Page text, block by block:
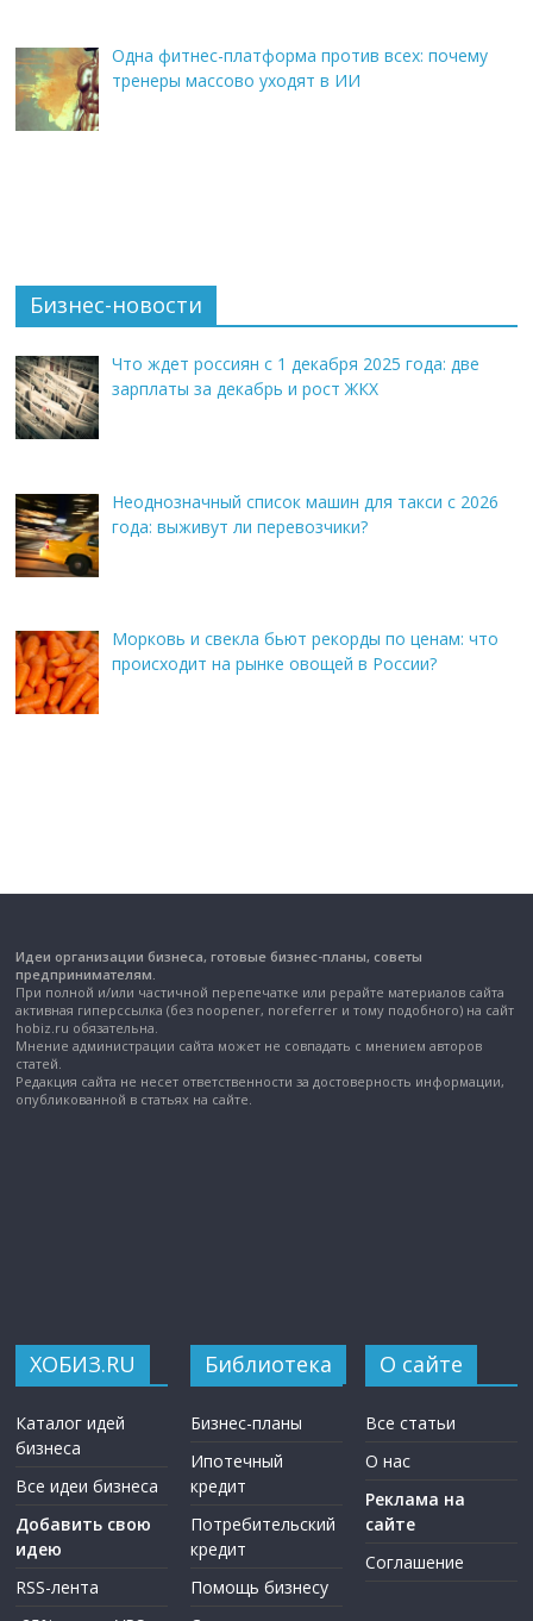
Одна фитнес-платформа против всех: почему
тренеры массово уходят в ИИ
Бизнес-новости
Что ждет россиян с 1 декабря 2025 года: две
зарплаты за декабрь и рост ЖКХ
Неоднозначный список машин для такси с 2026
года: выживут ли перевозчики?
Морковь и свекла бьют рекорды по ценам: что
происходит на рынке овощей в России?
Идеи организации бизнеса, готовые бизнес-планы, советы
предпринимателям.
При полной и/или частичной перепечатке или рерайте материалов сайта
активная гиперссылка (без noopener, noreferrer и тому подобного) на сайт
hobiz.ru обязательна.
Мнение администрации сайта может не совпадать с мнением авторов
статей.
Редакция сайта не несет ответственности за достоверность информации,
опубликованной в статьях на сайте.
ХОБИЗ.RU
Каталог идей
бизнеса
Все идеи бизнеса
Добавить свою
идею
RSS-лента
Библиотека
Бизнес-планы
Ипотечный
кредит
Потребительский
кредит
Помощь бизнесу
О сайте
Все статьи
О нас
Реклама на
сайте
Соглашение